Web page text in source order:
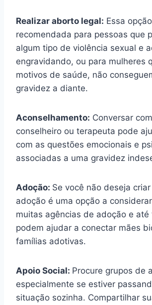
Realizar aborto legal: Essa
recomendada para pessoas que
algum tipo de violência sexual e
engravidando, ou para mulheres
motivos de saúde, não
gravidez a diante.
Aconselhamento: Conversar
conselheiro ou terapeuta pode
com as questões emocionais e
associadas a uma gravidez
Adoção: Se você não deseja
adoção é uma opção a
muitas agências de adoção e até
podem ajudar a conectar mães
famílias adotivas.
Apoio Social: Procure grupos de
especialmente se estiver
situação sozinha. Compartilhar